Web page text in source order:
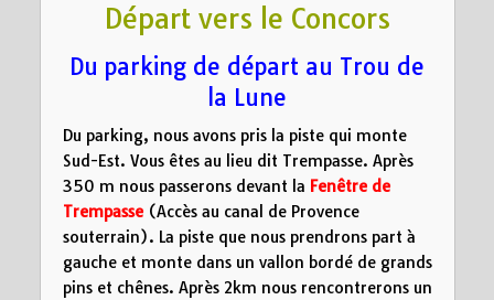
Départ vers le Concors
Du parking de départ au Trou de
la Lune
Du parking, nous avons pris la piste qui monte
Sud-Est. Vous êtes au lieu dit Trempasse. Après
350 m nous passerons devant la Fenêtre de
Trempasse (Accès au canal de Provence
souterrain). La piste que nous prendrons part à
gauche et monte dans un vallon bordé de grands
pins et chênes. Après 2km nous rencontrerons un